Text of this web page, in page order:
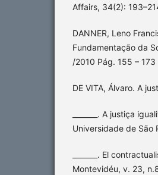
Affairs, 34(2):
DANNER, Leno
Fundamentação da
/2010 Pág. 155 – 173
DE VITA, Álvaro. A
_______. A justiça
Universidade de São
_______. El
Montevidéu, v. 23,